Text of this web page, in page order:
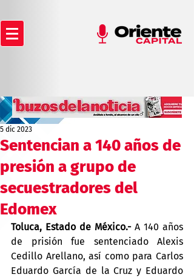
Sentencian a 140 años de
presión a grupo de
secuestradores del
Edomex
5 dic 2023
Toluca, Estado de México.- A 140 años
de prisión fue sentenciado Alexis
Cedillo Arellano, así como para Carlos
Eduardo García de la Cruz y Eduardo